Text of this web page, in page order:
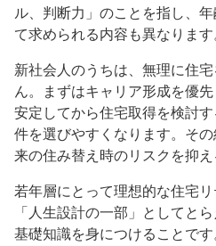
ル、判断力」のことを指し、
て求められる内容も異なります
新社会人のうちは、無理に住
ん。まずはキャリア形成を優
安定してから住宅取得を検討
件を選びやすくなります。そ
来の住み替え時のリスクを抑え
若年層にとって理想的な住宅
「人生設計の一部」としてと
基礎知識を身につけることで